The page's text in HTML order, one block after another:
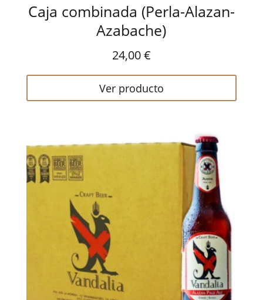
Caja combinada (Perla-Alazan-
Azabache)
24,00€
Ver producto